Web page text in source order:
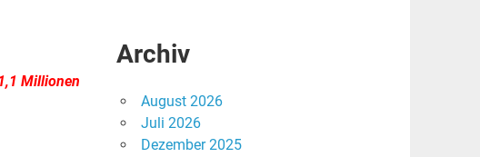
Millionen
Archiv
August 2026
Juli 2026
Dezember 2025